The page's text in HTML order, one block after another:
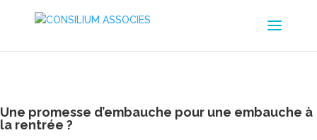
Une promesse d’embauche pour une embauche à
la rentrée ?